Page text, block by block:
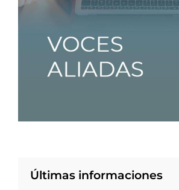
Últimas informaciones